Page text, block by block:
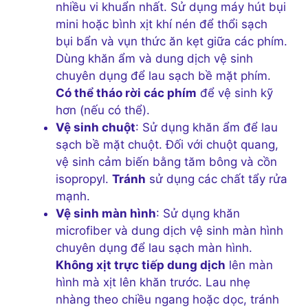
nhiều vi khuẩn nhất. Sử dụng máy hút bụi
mini hoặc bình xịt khí nén để thổi sạch
bụi bẩn và vụn thức ăn kẹt giữa các phím.
Dùng khăn ẩm và dung dịch vệ sinh
chuyên dụng để lau sạch bề mặt phím.
Có thể tháo rời các phím để vệ sinh kỹ
hơn (nếu có thể).
Vệ sinh chuột: Sử dụng khăn ẩm để lau
sạch bề mặt chuột. Đối với chuột quang,
vệ sinh cảm biến bằng tăm bông và cồn
isopropyl. Tránh sử dụng các chất tẩy rửa
mạnh.
Vệ sinh màn hình: Sử dụng khăn
microfiber và dung dịch vệ sinh màn hình
chuyên dụng để lau sạch màn hình.
Không xịt trực tiếp dung dịch lên màn
hình mà xịt lên khăn trước. Lau nhẹ
nhàng theo chiều ngang hoặc dọc, tránh